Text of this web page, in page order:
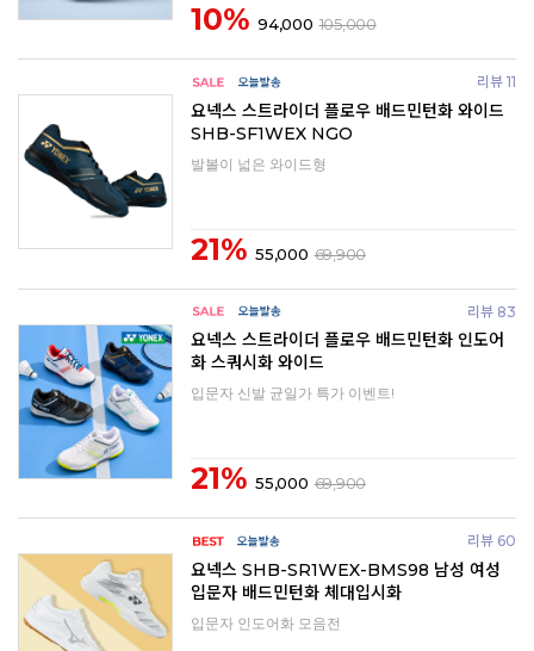
10% 94,000 105,000
리뷰 11
요넥스 스트라이더 플로우 배드민턴화 와이드
SHB-SF1WEX NGO
발볼이 넓은 와이드형
21% 55,000 69,900
리뷰 83
요넥스 스트라이더 플로우 배드민턴화 인도어
화 스쿼시화 와이드
입문자 신발 균일가 특가 이벤트!
21% 55,000 69,900
리뷰 60
요넥스 SHB-SR1WEX-BMS98 남성 여성
입문자 배드민턴화 체대입시화
입문자 인도어화 모음전